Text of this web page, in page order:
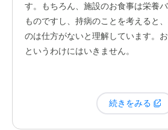
特に素晴らしいと感じているのが、
さんの連携です。月に2回ほど通院が
たちが迎えに行くと、看護師さんが
「この頃、朝に少しふらつきが
容を書いてくれて、「これを先生に
す。もちろん、施設のお食事は栄養
ものですし、持病のことを考えると
のは仕方がないと理解しています。お
というわけにはいきません。
でも、元気になるとやっぱり美味し
ますよね（笑）。「あれが食べたい
することもあります。
続きをみる